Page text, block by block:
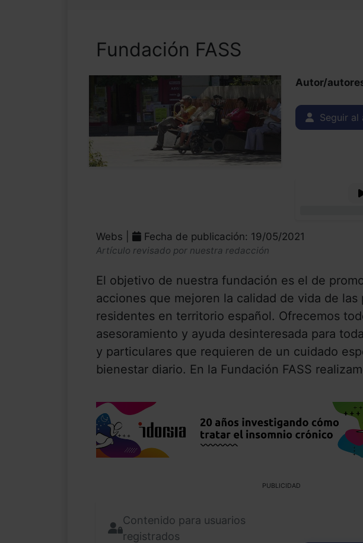
Fundación FASS
Autor/
Seguir al
Webs | Fecha de publicación: 19/05/2021
Artículo revisado por nuestra redacción
El objetivo de nuestra fundación es el de
acciones que mejoren la calidad de vida de las
residentes en territorio español. Ofrecemos
asesoramiento y ayuda desinteresada para
y particulares que requieren de un cuidado
bienestar diario. En la Fundación FASS
PUBLICIDAD
Contenido para usuarios
registrados